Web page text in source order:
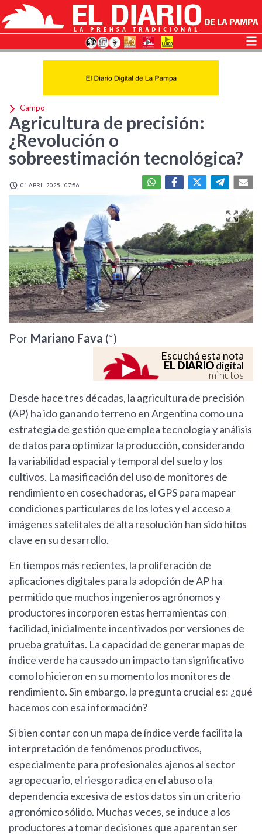
Campo
Agricultura de precisión:
¿Revolución o
sobreestimación tecnológica?
01 ABRIL 2025 - 07:56
Por Mariano Fava (*)
Escuchá esta nota
EL DIARIOdigital
minutos
Desde hace tres décadas, la agricultura de precisión
(AP) ha ido ganando terreno en Argentina como una
estrategia de gestión que emplea tecnología y análisis
de datos para optimizar la producción, considerando
la variabilidad espacial y temporal del suelo y los
cultivos. La masificación del uso de monitores de
rendimiento en cosechadoras, el GPS para mapear
condiciones particulares de los lotes y el acceso a
imágenes satelitales de alta resolución han sido hitos
clave en su desarrollo.
En tiempos más recientes, la proliferación de
aplicaciones digitales para la adopción de AP ha
permitido que muchos ingenieros agrónomos y
productores incorporen estas herramientas con
facilidad, inicialmente incentivados por versiones de
prueba gratuitas. La capacidad de generar mapas de
índice verde ha causado un impacto tan significativo
como lo hicieron en su momento los monitores de
rendimiento. Sin embargo, la pregunta crucial es: ¿qué
hacemos con esa información?
Si bien contar con un mapa de índice verde facilita la
interpretación de fenómenos productivos,
especialmente para profesionales ajenos al sector
agropecuario, el riesgo radica en el abuso o la
dependencia excesiva de estos datos sin un criterio
agronómico sólido. Muchas veces, se induce a los
productores a tomar decisiones que aparentan ser